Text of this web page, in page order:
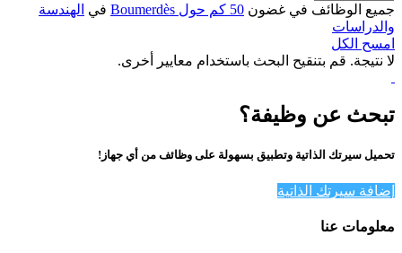
جميع الوظائف في غضون 50 كم حول Boumerdès في الهندسة
والدراسات
امسح الكل
لا نتيجة. قم بتنقيح البحث باستخدام معايير أخرى.
تبحث عن وظيفة؟
تحميل سيرتك الذاتية وتطبيق بسهولة على وظائف من أي جهاز!
إضافة سيرتك الذاتية
معلومات عنا